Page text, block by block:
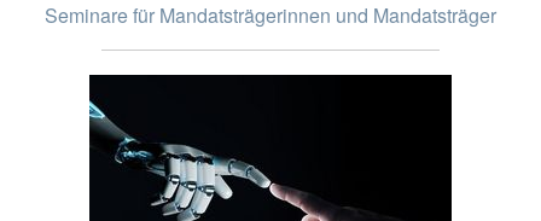
Seminare für Mandatsträgerinnen und Mandatsträger